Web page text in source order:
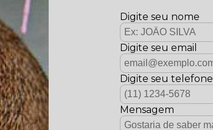
Digite seu nome
Digite seu email
Digite seu telefone
Mensagem